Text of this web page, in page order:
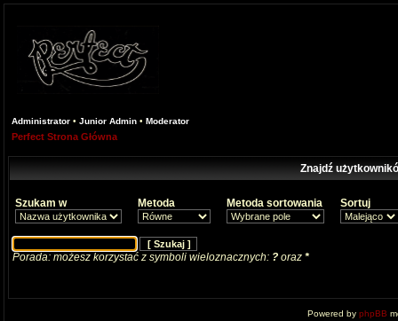
Administrator • Junior Admin • Moderator
Perfect Strona Główna
Znajdź
Szukam w Metoda Metoda sortowania Sortuj
Porada: możesz korzystać z symboli wieloznacznych: ? oraz *
Powered by phpBB